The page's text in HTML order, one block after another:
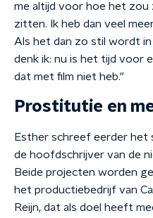
me altijd voor hoe het zou
zitten. Ik heb dan veel
Als het dan zo stil wordt in
denk ik: nu is het tijd voor
dat met film niet heb."
Prostitutie en
Esther schreef eerder het
de hoofdschrijver van de
Beide projecten worden
het productiebedrijf van
Reijn, dat als doel heeft